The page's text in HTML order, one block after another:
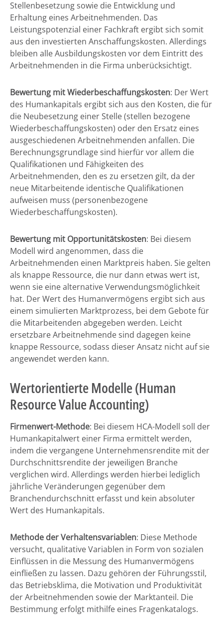
Stellenbesetzung sowie die Entwicklung und
Erhaltung eines Arbeitnehmenden. Das
Leistungspotenzial einer Fachkraft ergibt sich somit
aus den investierten Anschaffungskosten. Allerdings
bleiben alle Ausbildungskosten vor dem Eintritt des
Arbeitnehmenden in die Firma unberücksichtigt.
Bewertung mit Wiederbeschaffungskosten: Der Wert
des Humankapitals ergibt sich aus den Kosten, die für
die Neubesetzung einer Stelle (stellen bezogene
Wiederbeschaffungskosten) oder den Ersatz eines
ausgeschiedenen Arbeitnehmenden anfallen. Die
Berechnungsgrundlage sind hierfür vor allem die
Qualifikationen und Fähigkeiten des
Arbeitnehmenden, den es zu ersetzen gilt, da der
neue Mitarbeitende identische Qualifikationen
aufweisen muss (personenbezogene
Wiederbeschaffungskosten).
Bewertung mit Opportunitätskosten: Bei diesem
Modell wird angenommen, dass die
Arbeitnehmenden einen Marktpreis haben. Sie gelten
als knappe Ressource, die nur dann etwas wert ist,
wenn sie eine alternative Verwendungsmöglichkeit
hat. Der Wert des Humanvermögens ergibt sich aus
einem simulierten Marktprozess, bei dem Gebote für
die Mitarbeitenden abgegeben werden. Leicht
ersetzbare Arbeitnehmende sind dagegen keine
knappe Ressource, sodass dieser Ansatz nicht auf sie
angewendet werden kann.
Wertorientierte Modelle (Human
Resource Value Accounting)
Firmenwert-Methode: Bei diesem HCA-Modell soll der
Humankapitalwert einer Firma ermittelt werden,
indem die vergangene Unternehmensrendite mit der
Durchschnittsrendite der jeweiligen Branche
verglichen wird. Allerdings werden hierbei lediglich
jährliche Veränderungen gegenüber dem
Branchendurchschnitt erfasst und kein absoluter
Wert des Humankapitals.
Methode der Verhaltensvariablen: Diese Methode
versucht, qualitative Variablen in Form von sozialen
Einflüssen in die Messung des Humanvermögens
einfließen zu lassen. Dazu gehören der Führungsstil,
das Betriebsklima, die Motivation und Produktivität
der Arbeitnehmenden sowie der Marktanteil. Die
Bestimmung erfolgt mithilfe eines Fragenkatalogs.